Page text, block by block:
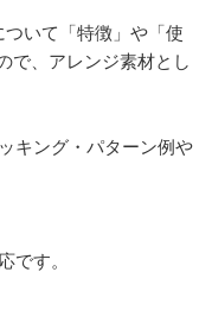
いて「特徴」や「使
で、アレンジ素材とし
キング・パターン例や
です。